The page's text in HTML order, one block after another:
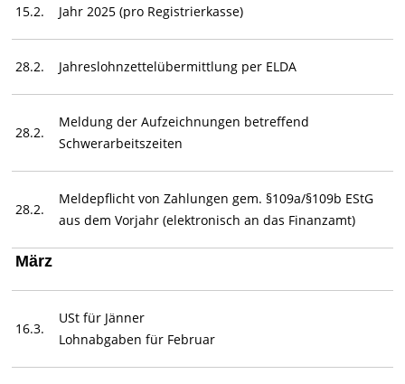
15.2.
Jahr 2025 (pro Registrierkasse)
28.2. Jahreslohnzettelübermittlung per ELDA
28.2.
Meldung der Aufzeichnungen betreffend
Schwerarbeitszeiten
28.2.
Meldepflicht von Zahlungen gem. §109a/§109b EStG
aus dem Vorjahr (elektronisch an das Finanzamt)
März
16.3.
USt für Jänner
Lohnabgaben für Februar